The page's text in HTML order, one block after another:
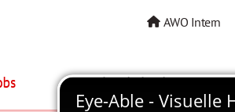
AWO Intern
AWO als Arbeitgeber